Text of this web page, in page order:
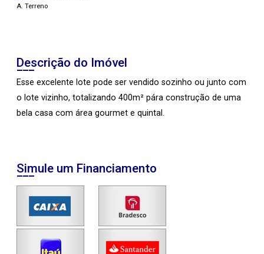
A. Terreno
Descrição do Imóvel
Esse excelente lote pode ser vendido sozinho ou junto com
o lote vizinho, totalizando 400m² pára construção de uma
bela casa com área gourmet e quintal.
Simule um Financiamento